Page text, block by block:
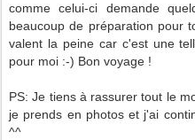
comme celui-ci demande
beaucoup de préparation pour
valent la peine car c'est une
pour moi :-) Bon voyage !
PS: Je tiens à rassurer tout le
je prends en photos et j'ai
^^